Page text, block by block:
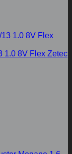
1.0 8V Flex Zetec